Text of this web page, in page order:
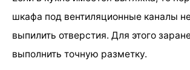
шкафа под вентиляционные каналы
выпилить отверстия. Для этого
выполнить точную разметку.